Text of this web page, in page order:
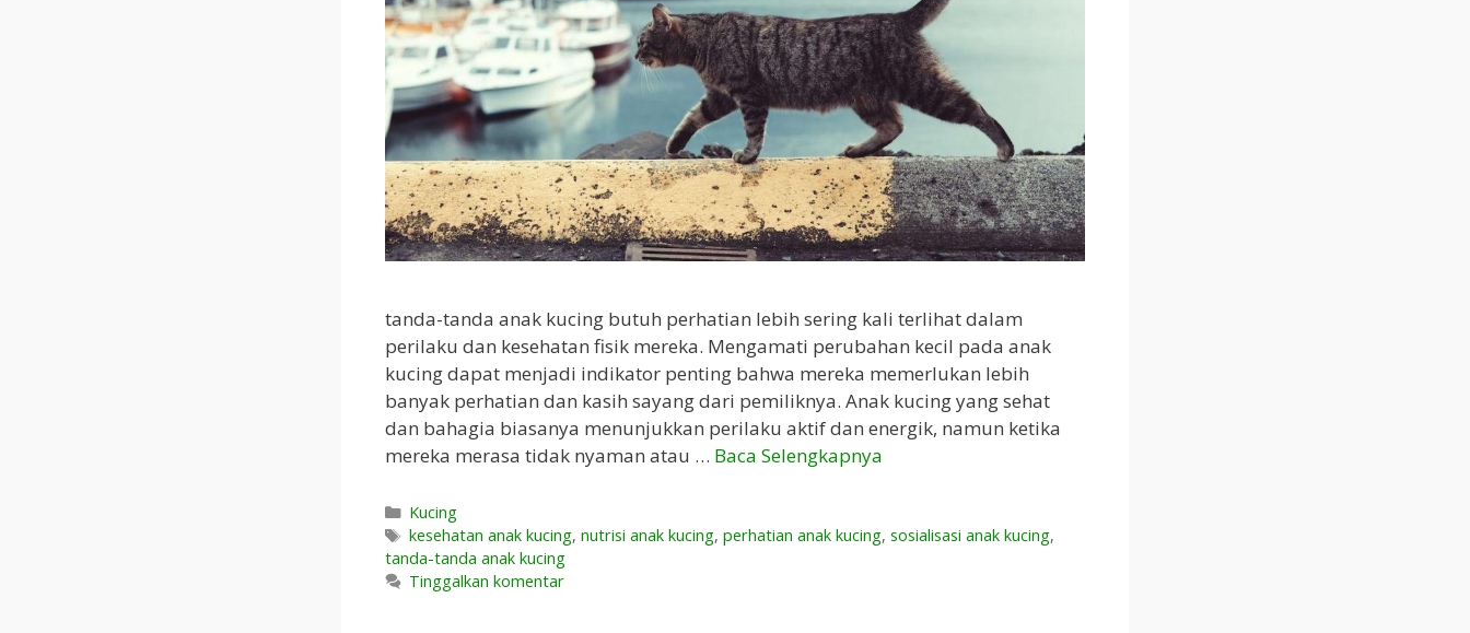
tanda-tanda anak kucing butuh perhatian lebih sering kali terlihat dalam
perilaku dan kesehatan fisik mereka. Mengamati perubahan kecil pada anak
kucing dapat menjadi indikator penting bahwa mereka memerlukan lebih
banyak perhatian dan kasih sayang dari pemiliknya. Anak kucing yang sehat
dan bahagia biasanya menunjukkan perilaku aktif dan energik, namun ketika
mereka merasa tidak nyaman atau … Baca Selengkapnya
Kategori
Kucing
Tag
kesehatan anak kucing, nutrisi anak kucing, perhatian anak kucing, sosialisasi anak kucing,
tanda-tanda anak kucing
Tinggalkan komentar